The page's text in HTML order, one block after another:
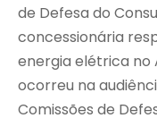
de Defesa do
concessionária
energia elétrica no
ocorreu na
Comissões de